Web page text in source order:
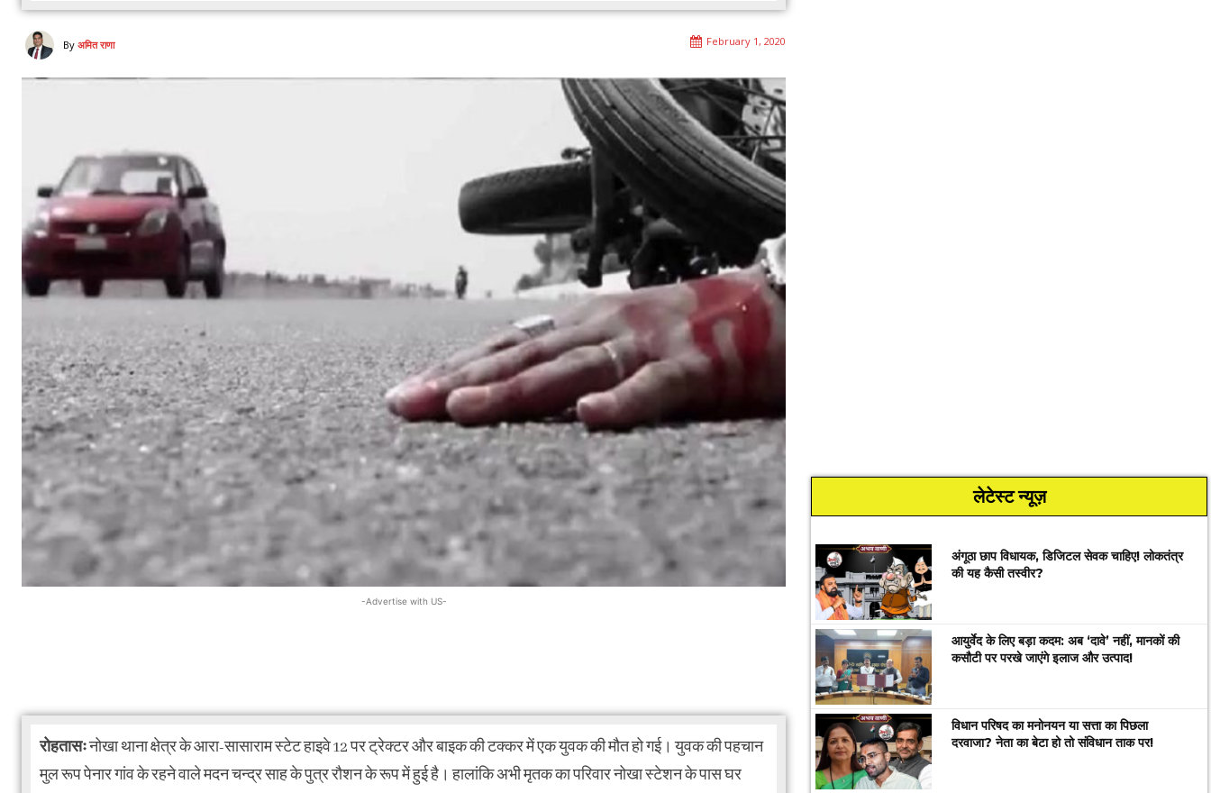
By अमित राणा February 1, 2020
-Advertise with US-
रोहतासःनोखा थाना क्षेत्र के आरा-सासाराम स्टेट हाइवे 12 पर ट्रेक्टर और बाइक की टक्कर में एक युवक की मौत हो गई। युवक की पहचान
मुल रूप पेनार गांव के रहने वाले मदन चन्द्र साह के पुत्र रौशन के रूप में हुई है। हालांकि अभी मृतक का परिवार नोखा स्टेशन के पास घर
लेटेस्ट न्यूज़
अंगूठा छाप विधायक, डिजिटल सेवक चाहिए! लोकतंत्र
की यह कैसी तस्वीर?
आयुर्वेद के लिए बड़ा कदम: अब ‘दावे’ नहीं, मानकों की
कसौटी पर परखे जाएंगे इलाज और उत्पाद!
विधान परिषद का मनोनयन या सत्ता का पिछला
दरवाजा? नेता का बेटा हो तो संविधान ताक पर!